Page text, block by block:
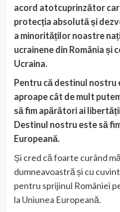
acord atotcuprinzător
protecția absolută și
a minorităților noastre
ucrainene din România și
Ucraina.
Pentru că destinul nostru
aproape cât de mult
să fim apărători ai
Destinul nostru este să
Europeană.
Și cred că foarte curând
dumneavoastră și cu
pentru sprijinul României
la Uniunea Europeană.